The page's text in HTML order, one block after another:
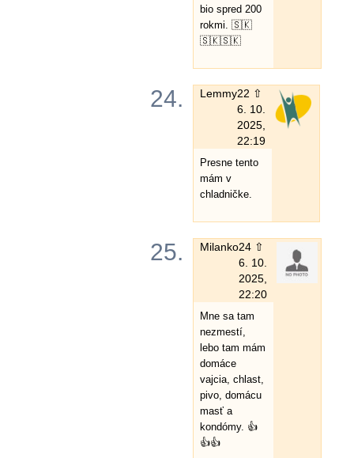
bio spred 200
rokmi. 🇸🇰
🇸🇰🇸🇰
24. Lemmy22 ⇧
6. 10.
2025,
22:19
Presne tento
mám v
chladničke.
25. Milanko24 ⇧
6. 10.
2025,
22:20
Mne sa tam
nezmestí,
lebo tam mám
domáce
vajcia, chlast,
pivo, domácu
masť a
kondómy. 👍
👍👍